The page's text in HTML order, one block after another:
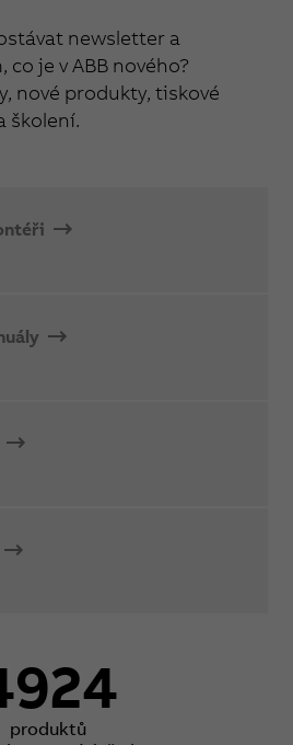
newsletter a
je v ABB nového?
nové produkty, tiskové
školení.
produktů